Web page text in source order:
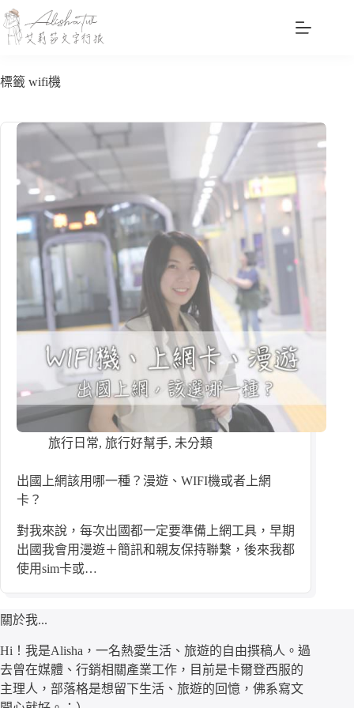
跳
至
主
內
標籤 wifi機
旅行日常, 旅行好幫手, 未分類
出國上網該用哪一種？漫遊、WIFI機或者上網
卡？
對我來說，每次出國都一定要準備上網工具，早期
出國我會用漫遊＋簡訊和親友保持聯繫，後來我都
使用sim卡或…
關於我...
Hi！我是Alisha，一名熱愛生活、旅遊的自由撰稿人。過
去曾在媒體、行銷相關產業工作，目前是卡爾登西服的
主理人，部落格是想留下生活、旅遊的回憶，佛系寫文